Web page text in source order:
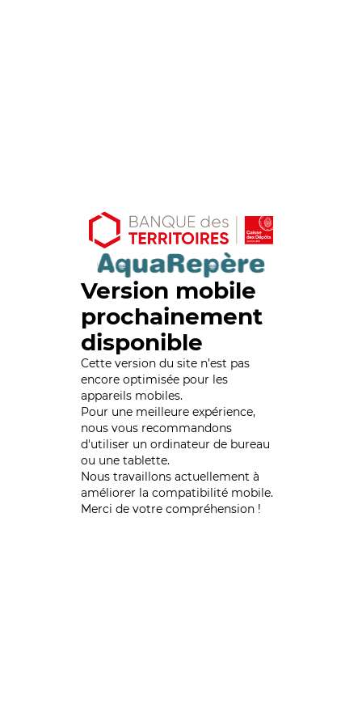
Version mobile
prochainement
disponible
Cette version du site n’est pas
encore optimisée pour les
appareils mobiles.
Pour une meilleure expérience,
nous vous recommandons
d'utiliser un ordinateur de bureau
ou une tablette.
Nous travaillons actuellement à
améliorer la compatibilité mobile.
Merci de votre compréhension !